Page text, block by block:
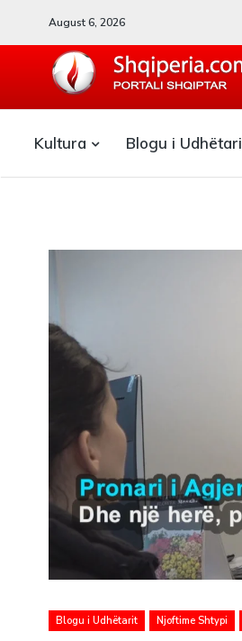
August 6, 2026
Kultura Blogu i
Blogu i Udhëtarit Njoftime Shtypi